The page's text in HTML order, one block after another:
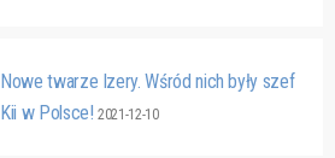
Nowe twarze Izery. Wśród nich były szef
Kii w Polsce!2021-12-10